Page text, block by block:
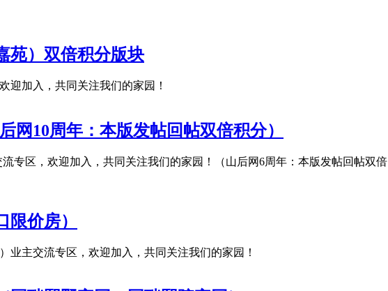
苑）双倍积分版块
迎加入，共同关注我们的家园！
网10周年：本版发帖回帖双倍积分）
专区，欢迎加入，共同关注我们的家园！（山后网6周年：本版发帖回帖双倍
价房）
业主交流专区，欢迎加入，共同关注我们的家园！